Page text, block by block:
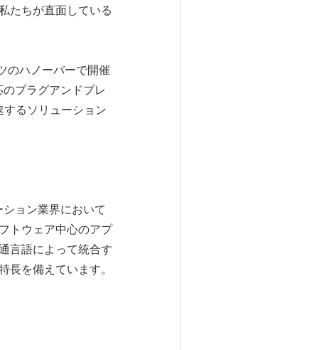
たちが直面している
のハノーバーで開催
プラグアンドプレ
るソリューション
ョン業界において
トウェア中心のアプ
言語によって統合す
長を備えています。